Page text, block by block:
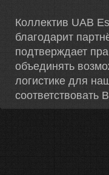
Коллектив UAB
благодарит
подтверждает
объединять
логистике для